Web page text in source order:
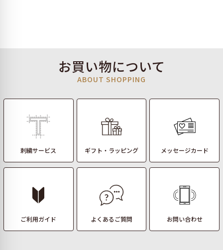
お買い物について
ABOUT SHOPPING
刺繍サービス ギフト・ラッピング メッセージカード
ご利用ガイド よくあるご質問 お問い合わせ